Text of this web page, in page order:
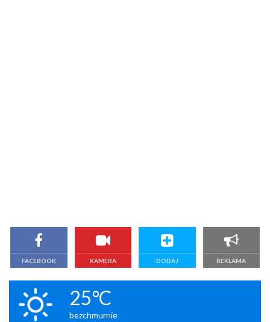
FACEBOOK KAMERA DODAJ REKLAMA
25°C
bezchmurnie